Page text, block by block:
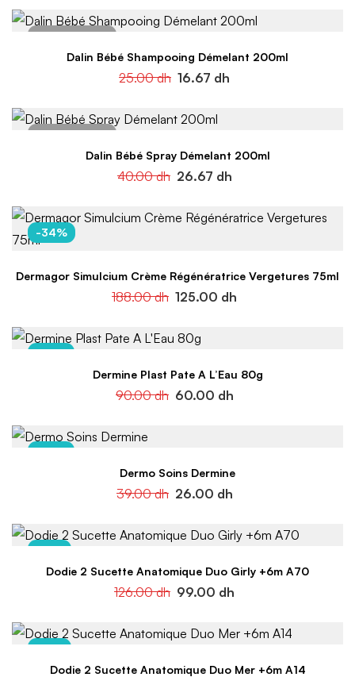
Dalin Bébé Shampooing Démelant 200ml
25.00dh 16.67 dh
Dalin Bébé Spray Démelant 200ml
40.00dh 26.67 dh
-34%
Dermagor Simulcium Crème Régénératrice Vergetures 75ml
188.00dh 125.00 dh
-33%
Dermine Plast Pate A L’Eau 80g
90.00dh 60.00 dh
-33%
Dermo Soins Dermine
39.00dh 26.00 dh
-21%
Dodie 2 Sucette Anatomique Duo Girly +6m A70
126.00dh 99.00 dh
-21%
Dodie 2 Sucette Anatomique Duo Mer +6m A14